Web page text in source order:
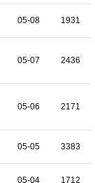
05-08 1931
05-07 2436
05-06 2171
05-05 3383
05-04 1712